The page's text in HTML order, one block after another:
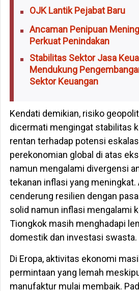
OJK Lantik Pejabat Baru
Ancaman Penipuan
Perkuat Penindakan
Stabilitas Sektor Jasa
Mendukung
Sektor Keuangan
Kendati demikian, risiko
dicermati mengingat stabilitas
rentan terhadap potensi
perekonomian global di atas
namun mengalami divergensi
tekanan inflasi yang meningkat.
cenderung resilien dengan
solid namun inflasi mengalami
Tiongkok masih menghadapi
domestik dan investasi swasta.
Di Eropa, aktivitas ekonomi
permintaan yang lemah
manufaktur mulai membaik.